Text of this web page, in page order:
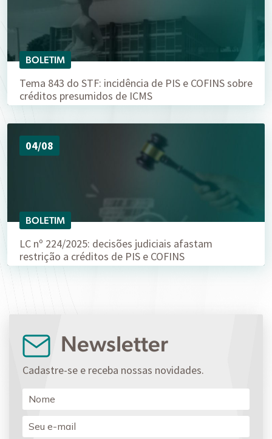
BOLETIM
Tema 843 do STF: incidência de PIS e COFINS sobre
créditos presumidos de ICMS
04/08
BOLETIM
LC nº 224/2025: decisões judiciais afastam
restrição a créditos de PIS e COFINS
Newsletter
Cadastre-se e receba nossas novidades.